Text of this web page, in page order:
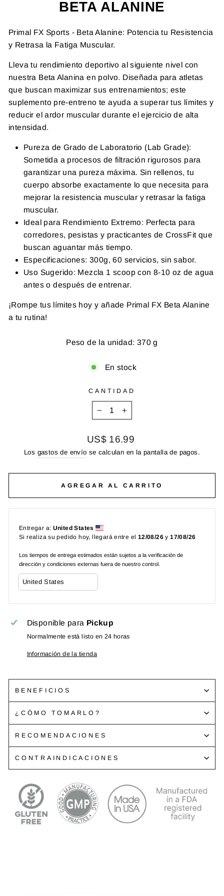
BETA ALANINE
Primal FX Sports - Beta Alanine: Potencia tu Resistencia
y Retrasa la Fatiga Muscular.
Lleva tu rendimiento deportivo al siguiente nivel con
nuestra Beta Alanina en polvo. Diseñada para atletas
que buscan maximizar sus entrenamientos; este
suplemento pre-entreno te ayuda a superar tus límites y
reducir el ardor muscular durante el ejercicio de alta
intensidad.
Pureza de Grado de Laboratorio (Lab Grade):
Sometida a procesos de filtración rigurosos para
garantizar una pureza máxima. Sin rellenos, tu
cuerpo absorbe exactamente lo que necesita para
mejorar la resistencia muscular y retrasar la fatiga
muscular.
Ideal para Rendimiento Extremo: Perfecta para
corredores, pesistas y practicantes de CrossFit que
buscan aguantar más tiempo.
Especificaciones: 300g, 60 servicios, sin sabor.
Uso Sugerido: Mezcla 1 scoop con 8-10 oz de agua
antes o después de entrenar.
¡Rompe tus límites hoy y añade Primal FX Beta Alanine
a tu rutina!
Peso de la unidad: 370 g
En stock
CANTIDAD
Precio
habitual
US$ 16.99
Los gastos de envío se calculan en la pantalla de pagos.
AGREGAR AL CARRITO
Entregar a: United States
Si realiza su pedido hoy, llegará entre el 12/08/26y17/08/26
Los tiempos de entrega estimados están sujetos a la verificación de
dirección y condiciones externas fuera de nuestro control.
Disponible para Pickup
Normalmente está listo en 24 horas
Información de la tienda
BENEFICIOS
¿CÓMO TOMARLO?
RECOMENDACIONES
CONTRAINDICACIONES